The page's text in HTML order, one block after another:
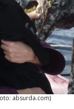
absurda.com)